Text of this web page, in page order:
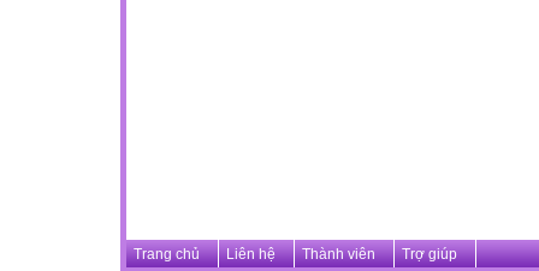
Trang chủ Liên hệ Thành viên Trợ giúp